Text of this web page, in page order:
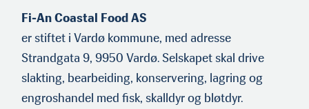
Fi-An Coastal Food AS
er stiftet i Vardø kommune, med adresse
Strandgata 9, 9950 Vardø. Selskapet skal drive
slakting, bearbeiding, konservering, lagring og
engroshandel med fisk, skalldyr og bløtdyr.